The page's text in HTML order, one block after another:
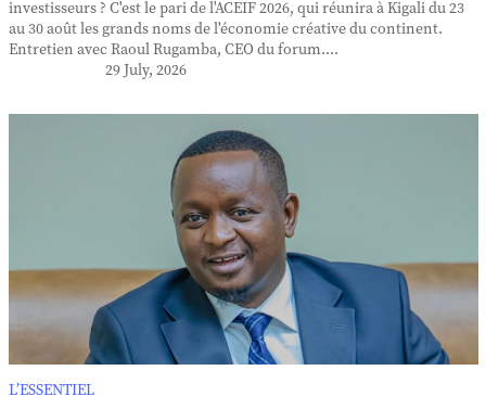
investisseurs ? C'est le pari de l'ACEIF 2026, qui réunira à Kigali du 23
au 30 août les grands noms de l'économie créative du continent.
Entretien avec Raoul Rugamba, CEO du forum....
29 July, 2026
L’ESSENTIEL